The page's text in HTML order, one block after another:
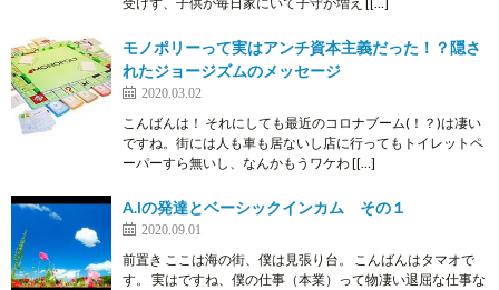
モノポリーって実はアンチ資本主義だった！？隠さ
れたジョージズムのメッセージ
2020.03.02
こんばんは！ それにしても最近のコロナブーム(！？)は凄い
ですね。街には人も車も居ないし店に行ってもトイレットペ
ーパーすら無いし、なんかもうワケわ [[…]
A.Iの発達とベーシックインカム その１
2020.09.01
前置き ここは海の街、僕は見張り台。 こんばんはタマオで
す。 実はですね、僕の仕事（本業）って物凄い退屈な仕事な